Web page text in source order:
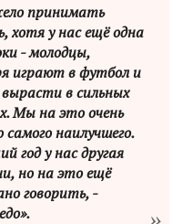
принимать
хотя у нас ещё одна
- молодцы,
играют в футбол и
в сильных
Мы на это очень
наилучшего.
год у нас другая
но на это ещё
говорить, -